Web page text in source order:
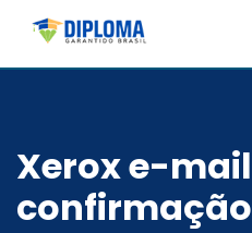
Skip
Xerox e-mail
confirmação